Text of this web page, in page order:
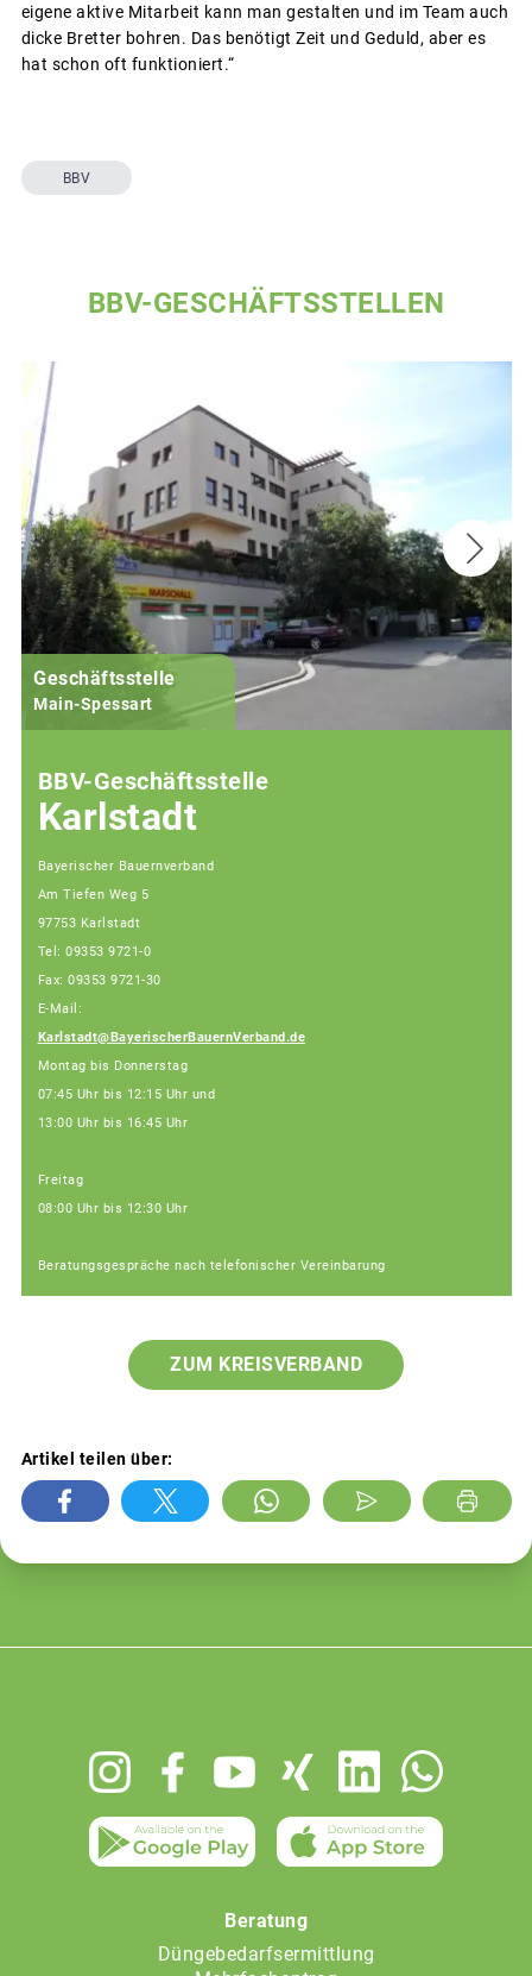
eigene aktive Mitarbeit kann man gestalten und im Team auch
dicke Bretter bohren. Das benötigt Zeit und Geduld, aber es
hat schon oft funktioniert.“
BBV
BBV-GESCHÄFTSSTELLEN
Geschäftsstelle
Main-Spessart
BBV-Geschäftsstelle
Karlstadt
Bayerischer Bauernverband
Am Tiefen Weg 5
97753 Karlstadt
Tel: 09353 9721-0
Fax: 09353 9721-30
E-Mail:
Karlstadt@BayerischerBauernVerband.de
Montag bis Donnerstag
07:45 Uhr bis 12:15 Uhr und
13:00 Uhr bis 16:45 Uhr
Freitag
08:00 Uhr bis 12:30 Uhr
Beratungsgespräche nach telefonischer Vereinbarung
ZUM KREISVERBAND
Artikel teilen über:
Beratung
Düngebedarfsermittlung